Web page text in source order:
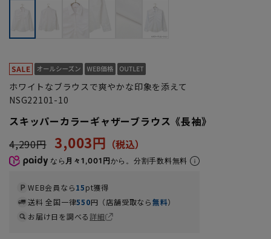
ホワイトなブラウスで爽やかな印象を添えて
NSG22101-10
スキッパーカラーギャザーブラウス《長袖》
4,290円 3,003円
なら 月々1,001円から。分割手数料無料
WEB会員なら15pt獲得
送料 全国一律550円（店舗受取なら無料）
お届け日を調べる詳細